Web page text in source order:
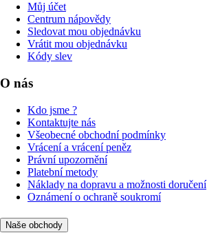
Můj účet
Centrum nápovědy
Sledovat mou objednávku
Vrátit mou objednávku
Kódy slev
O nás
Kdo jsme ?
Kontaktujte nás
Všeobecné obchodní podmínky
Vrácení a vrácení peněz
Právní upozornění
Platební metody
Náklady na dopravu a možnosti doručení
Oznámení o ochraně soukromí
Naše obchody